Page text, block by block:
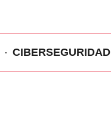
CIBERSEGURIDAD